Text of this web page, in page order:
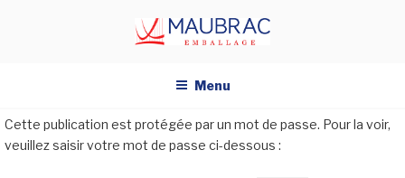
Menu
Cette publication est protégée par un mot de passe. Pour la voir,
veuillez saisir votre mot de passe ci-dessous :